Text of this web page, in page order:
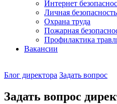
Интернет
Личная безопасность
Охрана труда
Пожарная
Профилактика
Вакансии
директор
Блог директора Задать вопрос
Задать вопрос